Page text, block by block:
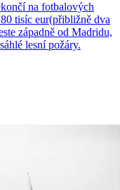
na fotbalových
tisíc eur(přibližně dva
západně od Madridu,
lesní požáry.